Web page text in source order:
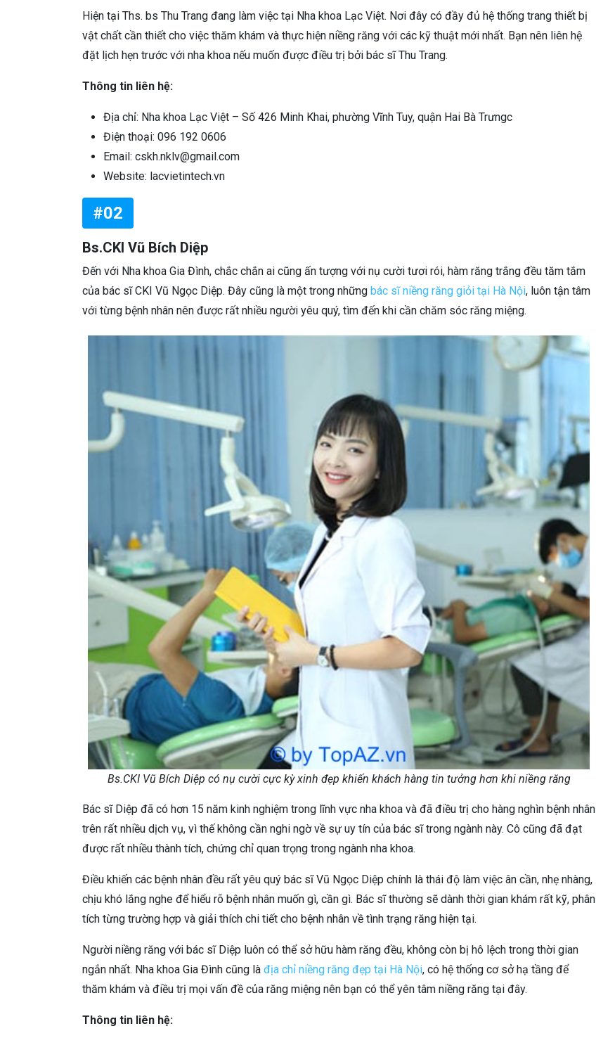
Hiện tại Ths. bs Thu Trang đang làm việc tại Nha khoa Lạc Việt. Nơi đây có đầy đủ hệ thống trang thiết bị
vật chất cần thiết cho việc thăm khám và thực hiện niềng răng với các kỹ thuật mới nhất. Bạn nên liên hệ
đặt lịch hẹn trước với nha khoa nếu muốn được điều trị bởi bác sĩ Thu Trang.
Thông tin liên hệ:
Địa chỉ: Nha khoa Lạc Việt – Số 426 Minh Khai, phường Vĩnh Tuy, quận Hai Bà Trưngc
Điện thoại: 096 192 0606
Email: cskh.nklv@gmail.com
Website: lacvietintech.vn
#02
Bs.CKI Vũ Bích Diệp
Đến với Nha khoa Gia Đình, chắc chắn ai cũng ấn tượng với nụ cười tươi rói, hàm răng trắng đều tăm tắm
của bác sĩ CKI Vũ Ngọc Diệp. Đây cũng là một trong những bác sĩ niềng răng giỏi tại Hà Nội, luôn tận tâm
với từng bệnh nhân nên được rất nhiều người yêu quý, tìm đến khi cần chăm sóc răng miệng.
Bs.CKI Vũ Bích Diệp có nụ cười cực kỳ xinh đẹp khiến khách hàng tin tưởng hơn khi niềng răng
Bác sĩ Diệp đã có hơn 15 năm kinh nghiệm trong lĩnh vực nha khoa và đã điều trị cho hàng nghìn bệnh nhân
trên rất nhiều dịch vụ, vì thế không cần nghi ngờ về sự uy tín của bác sĩ trong ngành này. Cô cũng đã đạt
được rất nhiều thành tích, chứng chỉ quan trọng trong ngành nha khoa.
Điều khiến các bệnh nhân đều rất yêu quý bác sĩ Vũ Ngọc Diệp chính là thái độ làm việc ân cần, nhẹ nhàng,
chịu khó lắng nghe để hiểu rõ bệnh nhân muốn gì, cần gì. Bác sĩ thường sẽ dành thời gian khám rất kỹ, phân
tích từng trường hợp và giải thích chi tiết cho bệnh nhân về tình trạng răng hiện tại.
Người niềng răng với bác sĩ Diệp luôn có thể sở hữu hàm răng đều, không còn bị hô lệch trong thời gian
ngắn nhất. Nha khoa Gia Đình cũng là địa chỉ niềng răng đẹp tại Hà Nội, có hệ thống cơ sở hạ tầng để
thăm khám và điều trị mọi vấn đề của răng miệng nên bạn có thể yên tâm niềng răng tại đây.
Thông tin liên hệ: